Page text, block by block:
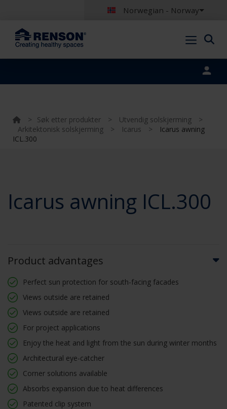
Norwegian - Norway
> Søk etter produkter > Utvendig solskjerming
>
Arkitektonisk solskjerming
> Icarus >
Icarus awning
ICL.300
Icarus awning ICL.300
Product advantages
Perfect sun protection for south-facing facades
Views outside are retained
Views outside are retained
For project applications
Enjoy the heat and light from the sun during winter months
Architectural eye-catcher
Corner solutions available
Absorbs expansion due to heat differences
Patented clip system